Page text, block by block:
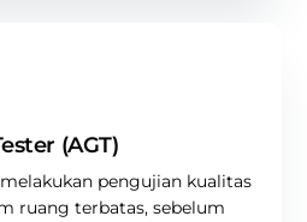
(AGT)
pengujian kualitas
ruang terbatas, sebelum